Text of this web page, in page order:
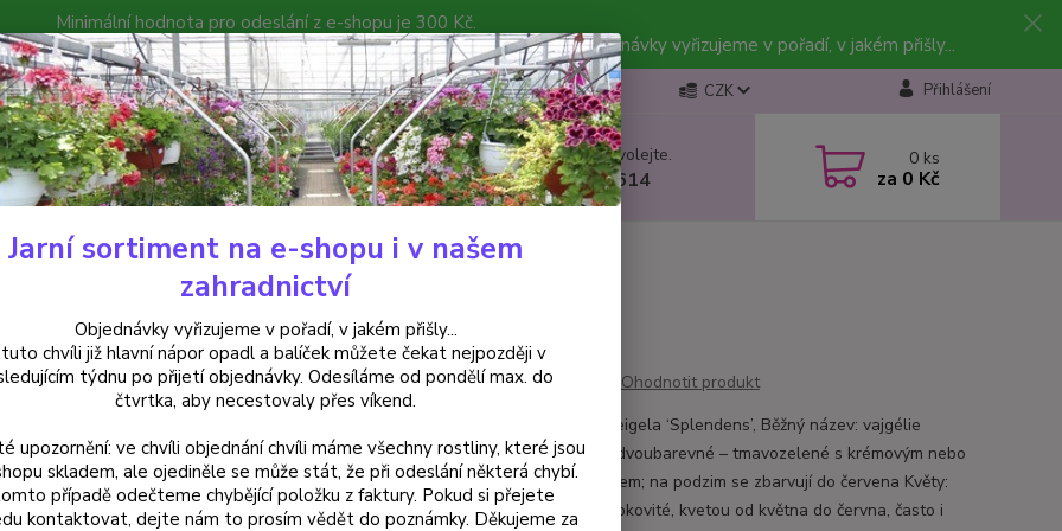
Minimální hodnota pro odeslání z e-shopu je 300 Kč.
můžete čekat nejpozději v následujícím týdnu po přijetí objednávky. Objednávky vyřizujeme v pořadí, v jakém přišly...
Poradna Kontakty CZK Přihlášení
Hledat Nevíte si rady? Zavolejte.
+420 602 223 614
0 ks
za 0 Kč
Okrasné keře Vajgélie (Weigela Splendit) - 1 ks
(Weigela Splendit) - 1 ks
Ohodnotit produkt
Latinský název: Weigela ‘Splendens’, Běžný název: vajgélie
‘Splendens’, Listy: dvoubarevné – tmavozelené s krémovým nebo
světle žlutým okrajem; na podzim se zbarvují do červena Květy:
růžové odstíny, trubkovité, kvetou od května do června, často i
Jarní sortiment na e-shopu i v našem
zahradnictví
Objednávky vyřizujeme v pořadí, v jakém přišly...
chvíli již hlavní nápor opadl a balíček můžete čekat nejpozději v
týdnu po přijetí objednávky. Odesíláme od pondělí max. do
čtvrtka, aby necestovaly přes víkend.
upozornění: ve chvíli objednání chvíli máme všechny rostliny, které jsou
skladem, ale ojediněle se může stát, že při odeslání některá chybí.
případě odečteme chybějící položku z faktury. Pokud si přejete
kontaktovat, dejte nám to prosím vědět do poznámky. Děkujeme za